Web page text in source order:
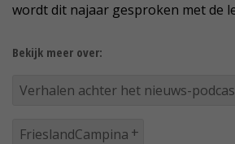
wordt dit najaar gesproken met de
Bekijk meer over:
Verhalen achter het nieuws-
FrieslandCampina